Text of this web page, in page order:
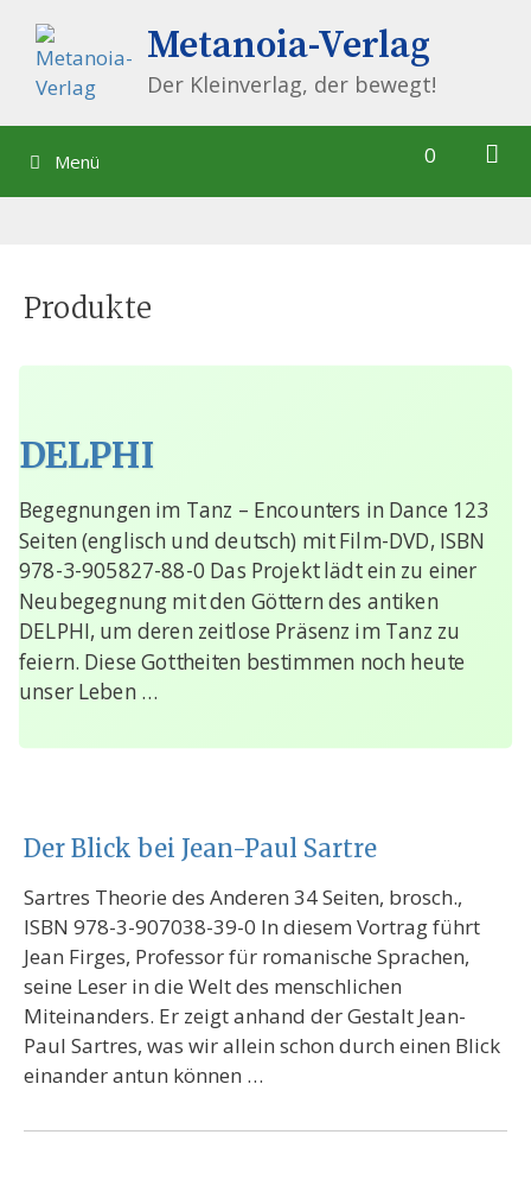
zum
Inhalt
Metanoia-Verlag
Der Kleinverlag, der bewegt!
0
Menü
Produkte
DELPHI
Begegnungen im Tanz – Encounters in Dance 123
Seiten (englisch und deutsch) mit Film-DVD, ISBN
978-3-905827-88-0 Das Projekt lädt ein zu einer
Neubegegnung mit den Göttern des antiken
DELPHI, um deren zeitlose Präsenz im Tanz zu
feiern. Diese Gottheiten bestimmen noch heute
unser Leben …
Der Blick bei Jean-Paul Sartre
Sartres Theorie des Anderen 34 Seiten, brosch.,
ISBN 978-3-907038-39-0 In diesem Vortrag führt
Jean Firges, Professor für romanische Sprachen,
seine Leser in die Welt des menschlichen
Miteinanders. Er zeigt anhand der Gestalt Jean-
Paul Sartres, was wir allein schon durch einen Blick
einander antun können …